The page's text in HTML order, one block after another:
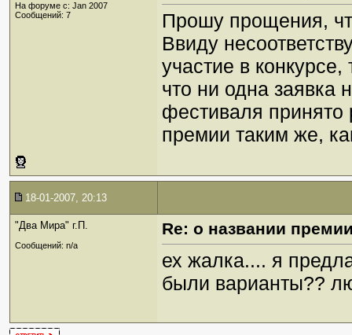
На форуме с: Jan 2007
Сообщений: 7
Прошу прощения,
Ввиду
участие в
что ни одна заявка
фестиваля принято
премии таким же,
18-01-2007, 20:13
"Два Мира" г.П.
Сообщений: n/a
Re: о названии
ех жалка.... я
были варианты??